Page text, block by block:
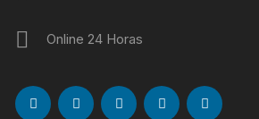
Online 24 Horas